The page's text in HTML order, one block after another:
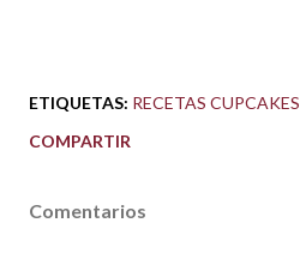
ETIQUETAS: RECETAS CUPCAKES
COMPARTIR
Comentarios